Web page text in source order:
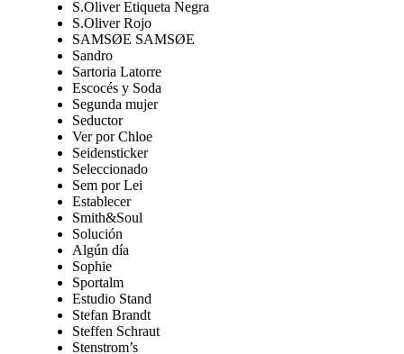
S.Oliver Etiqueta Negra
S.Oliver Rojo
SAMSØE SAMSØE
Sandro
Sartoria Latorre
Escocés y Soda
Segunda mujer
Seductor
Ver por Chloe
Seidensticker
Seleccionado
Sem por Lei
Establecer
Smith&Soul
Solución
Algún día
Sophie
Sportalm
Estudio Stand
Stefan Brandt
Steffen Schraut
Stenstrom’s